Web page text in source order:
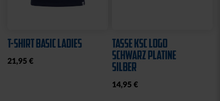
T-SHIRT BASIC LADIES
21,95 €
TASSE KSC LOGO
SCHWARZ PLATINE
SILBER
14,95 €